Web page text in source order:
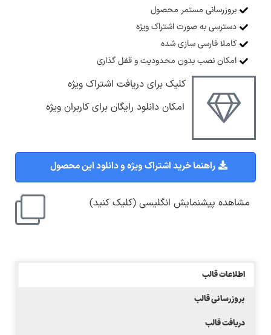
بروزرسانی مستمر محصول
دسترسی به صورت اشتراک ویژه
کاملا فارسی سازی شده
امکان نصب بدون محدودیت و قفل گذاری
کلیک برای دریافت اشتراک ویژه
امکان دانلود رایگان برای کاربران ویژه
راهنما خرید اشتراک ویژه و دانلود این محصول
مشاهده پیشنمایش انگلیسی (کلیک کنید)
اطلاعات قالب
بروزرسانی قالب
دریافت قالب